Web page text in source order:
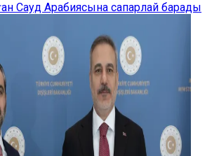
Сауд Арабиясына сапарлай барады